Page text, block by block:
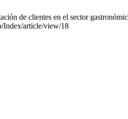
de clientes en el sector
Index/article/view/18